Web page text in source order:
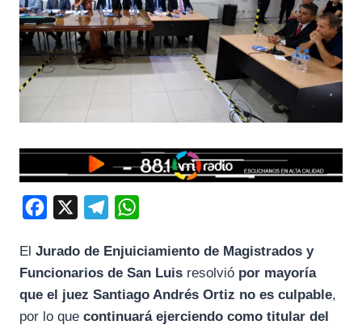
c
e
b
l
e
g
a
t
s
El Jurado de Enjuiciamiento de Magistrados y
Funcionarios de San Luis resolvió por mayoría
que el juez Santiago Andrés Ortiz no es culpable,
por lo que continuará ejerciendo como titular del